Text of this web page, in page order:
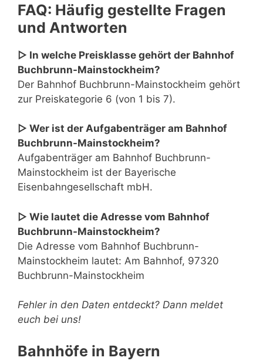
FAQ: Häufig gestellte Fragen
und Antworten
▷ In welche Preisklasse gehört der Bahnhof
Buchbrunn-Mainstockheim?
Der Bahnhof Buchbrunn-Mainstockheim gehört
zur Preiskategorie 6 (von 1 bis 7).
▷ Wer ist der Aufgabenträger am Bahnhof
Buchbrunn-Mainstockheim?
Aufgabenträger am Bahnhof Buchbrunn-
Mainstockheim ist der Bayerische
Eisenbahngesellschaft mbH.
▷ Wie lautet die Adresse vom Bahnhof
Buchbrunn-Mainstockheim?
Die Adresse vom Bahnhof Buchbrunn-
Mainstockheim lautet: Am Bahnhof, 97320
Buchbrunn-Mainstockheim
Fehler in den Daten entdeckt? Dann meldet
euch bei uns!
Bahnhöfe in Bayern